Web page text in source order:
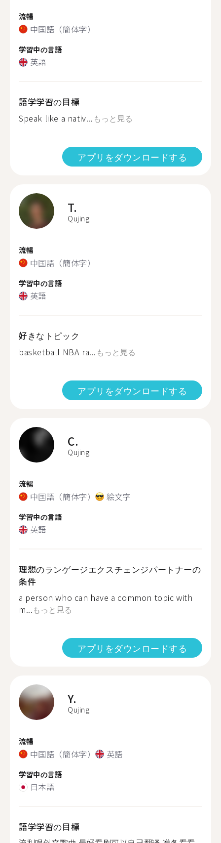
流暢
中国語（簡体字）
学習中の言語
英語
語学学習の目標
Speak like a nativ... もっと見る
アプリをダウンロードする
T.
Qujing
流暢
中国語（簡体字）
学習中の言語
英語
好きなトピック
basketball NBA ra... もっと見る
アプリをダウンロードする
C.
Qujing
流暢
中国語（簡体字） 絵文字
学習中の言語
英語
理想のランゲージエクスチェンジパートナーの
条件
a person who can have a common topic with
m...もっと見る
アプリをダウンロードする
Y.
Qujing
流暢
中国語（簡体字） 英語
学習中の言語
日本語
語学学習の目標